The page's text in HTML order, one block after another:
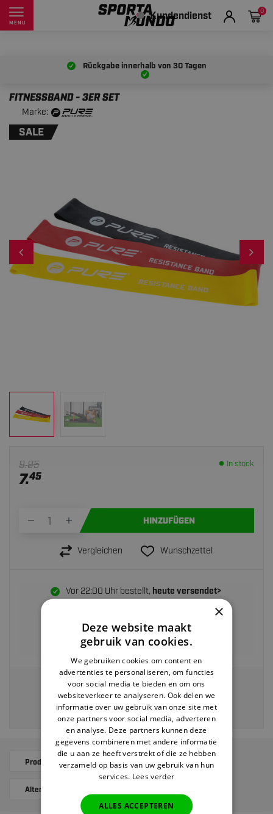
MENU Kundendienst 0
Rückgabe innerhalb von 30 Tagen
FITNESSBAND - 3ER SET
Marke:
SALE
9.95
7.45
In stock
HINZUFÜGEN
Vergleichen Wunschzettel
Vor 22:00 Uhr bestellt, heute versendet>
Kostenloser Versand ab 40 EUR
Zahlung auf Rechnung möglich
Veilig en eenvoudig betalen via:
Produktbeschreibung Ergänzende Produkte
Alternatives
×
Deze website maakt
gebruik van cookies.
We gebruiken cookies om content en
advertenties te personaliseren, om functies
voor social media te bieden en om ons
websiteverkeer te analyseren. Ook delen we
informatie over uw gebruik van onze site met
onze partners voor social media, adverteren
en analyse. Deze partners kunnen deze
gegevens combineren met andere informatie
die u aan ze heeft verstrekt of die ze hebben
verzameld op basis van uw gebruik van hun
services. Lees verder
ALLES ACCEPTEREN